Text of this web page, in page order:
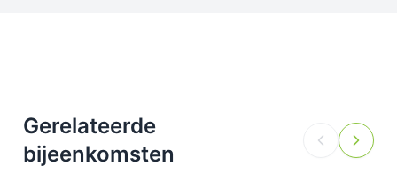
Gerelateerde
bijeenkomsten